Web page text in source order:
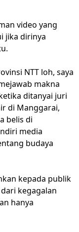
video yang
jika dirinya
NTT loh, saya
makna
ditanyai juri
di Manggarai,
belis di
media
budaya
kepada publik
kegagalan
hanya